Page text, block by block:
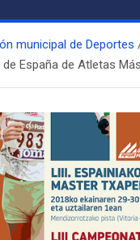
municipal de Deportes
España de Atletas